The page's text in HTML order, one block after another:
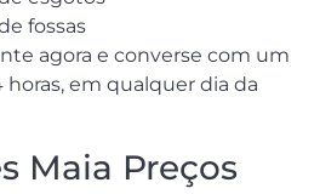
fossas
agora e converse com um
horas, em qualquer dia da
Maia Preços